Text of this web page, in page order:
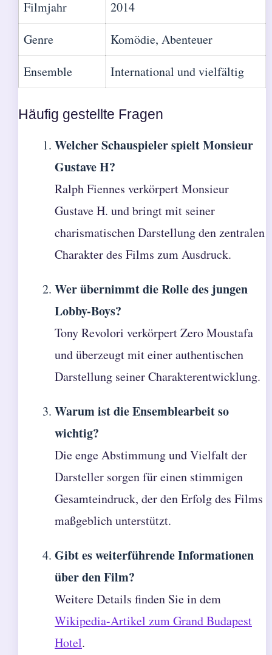
Filmjahr
2014
Genre
Komödie, Abenteuer
Ensemble
International und vielfältig
Häufig gestellte Fragen
Welcher Schauspieler spielt Monsieur
Gustave H?
Ralph Fiennes verkörpert Monsieur
Gustave H. und bringt mit seiner
charismatischen Darstellung den zentralen
Charakter des Films zum Ausdruck.
Wer übernimmt die Rolle des jungen
Lobby-Boys?
Tony Revolori verkörpert Zero Moustafa
und überzeugt mit einer authentischen
Darstellung seiner Charakterentwicklung.
Warum ist die Ensemblearbeit so
wichtig?
Die enge Abstimmung und Vielfalt der
Darsteller sorgen für einen stimmigen
Gesamteindruck, der den Erfolg des Films
maßgeblich unterstützt.
Gibt es weiterführende Informationen
über den Film?
Weitere Details finden Sie in dem
Wikipedia-Artikel zum Grand Budapest
Hotel.